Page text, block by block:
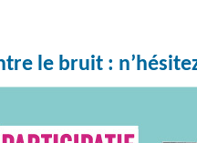
le bruit :